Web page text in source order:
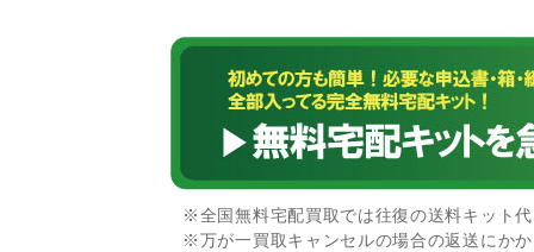
※全国無料宅配買取では往復の送料キット
※万が一買取キャンセルの場合の返送にか